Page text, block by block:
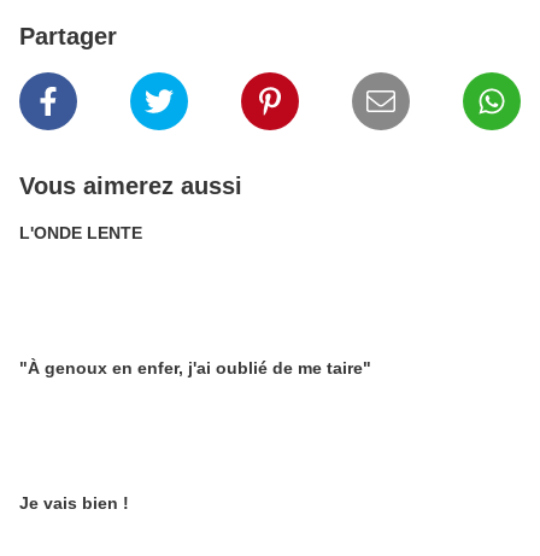
Partager
Vous aimerez aussi
L'ONDE LENTE
"À genoux en enfer, j'ai oublié de me taire"
Je vais bien !